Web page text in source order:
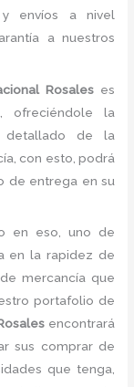
envíos a nivel
a nuestros
Rosales es
ofreciéndole la
detallado de la
con esto, podrá
de entrega en su
en eso, uno de
en la rapidez de
mercancía que
portafolio de
encontrará
sus comprar de
que tenga,